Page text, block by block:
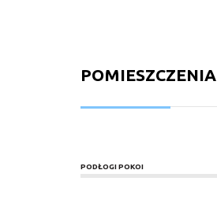
POMIESZCZENIA
PODŁOGI POKOI